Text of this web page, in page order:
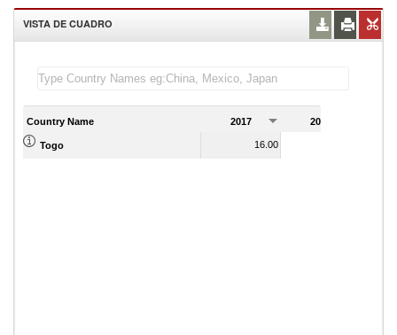
VISTA DE CUADRO
Country Name 2017 2018
Togo 16.00